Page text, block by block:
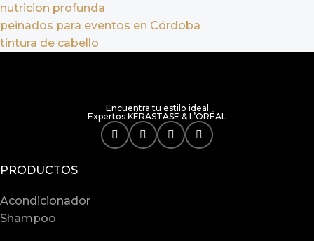
nutricion profunda
peinados para eventos en Córdoba
tintura de cabello
Encuentra tu estilo ideal
Expertos KÉRASTASE & L’ORÉAL
PRODUCTOS
Acondicionador
Shampoo